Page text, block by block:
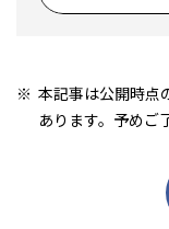
本記事は公開時点
あります。予めご